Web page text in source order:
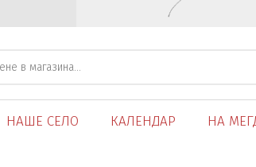
НАШЕ СЕЛО КАЛЕНДАР НА